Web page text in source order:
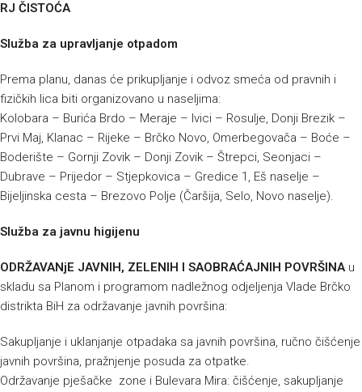
RJ ČISTOĆA
Služba za upravljanje otpadom
Prema planu, danas će prikupljanje i odvoz smeća od pravnih i
fizičkih lica biti organizovano u naseljima:
Kolobara – Burića Brdo – Meraje – Ivici – Rosulje, Donji Brezik –
Prvi Maj, Klanac – Rijeke – Brčko Novo, Omerbegovača – Boće –
Boderište – Gornji Zovik – Donji Zovik – Štrepci, Seonjaci –
Dubrave – Prijedor – Stjepkovica – Gredice 1, Eš naselje –
Bijeljinska cesta – Brezovo Polje (Čaršija, Selo, Novo naselje).
Služba za javnu higijenu
ODRŽAVANjE JAVNIH, ZELENIH I SAOBRAĆAJNIH POVRŠINAu
skladu sa Planom i programom nadležnog odjeljenja Vlade Brčko
distrikta BiH za održavanje javnih površina:
Sakupljanje i uklanjanje otpadaka sa javnih površina, ručno čišćenje
javnih površina, pražnjenje posuda za otpatke.
Održavanje pješačke zone i Bulevara Mira: čišćenje, sakupljanje